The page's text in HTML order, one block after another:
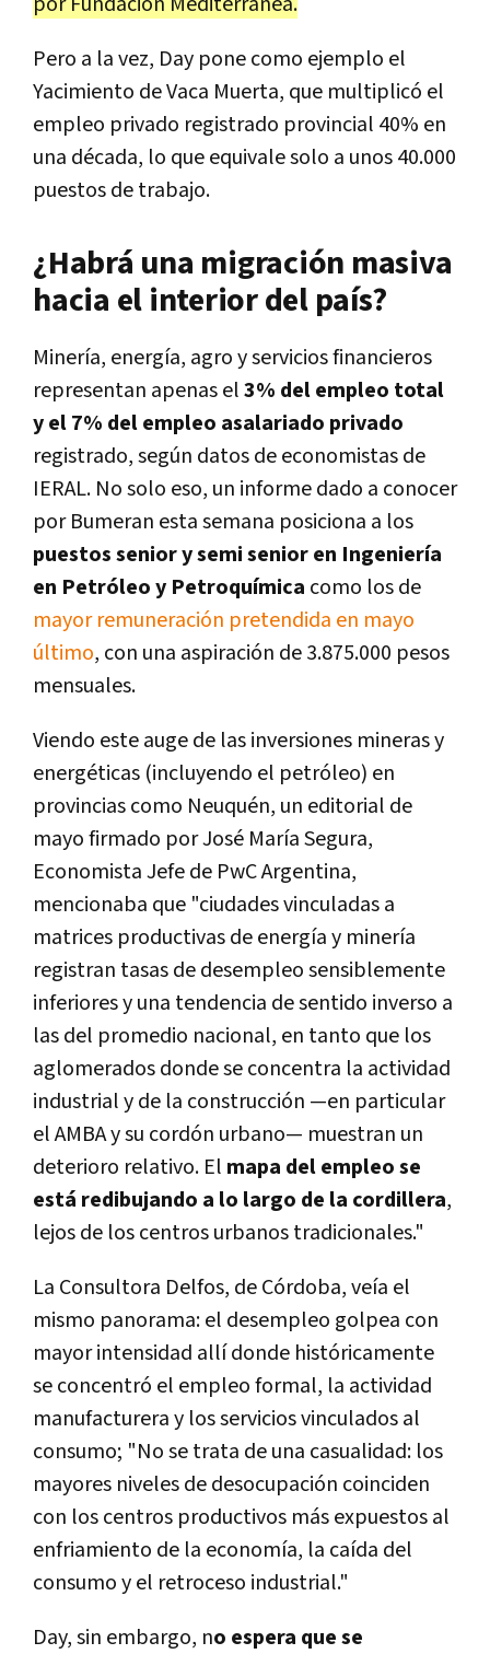
Pero a la vez, Day pone como ejemplo el
Yacimiento de Vaca Muerta, que multiplicó el
empleo privado registrado provincial 40% en
una década, lo que equivale solo a unos 40.000
puestos de trabajo.
¿Habrá una migración masiva
hacia el interior del país?
Minería, energía, agro y servicios financieros
representan apenas el3% del empleo total
y el 7% del empleo asalariado privado
registrado, según datos de economistas de
IERAL. No solo eso, un informe dado a conocer
por Bumeran esta semana posiciona a los
puestos senior y semi senior en Ingeniería
en Petróleo y Petroquímica como los de
mayor remuneración pretendida en mayo
último, con una aspiración de 3.875.000 pesos
mensuales.
Viendo este auge de las inversiones mineras y
energéticas (incluyendo el petróleo) en
provincias como Neuquén, un editorial de
mayo firmado por José María Segura,
Economista Jefe de PwC Argentina,
mencionaba que "ciudades vinculadas a
matrices productivas de energía y minería
registran tasas de desempleo sensiblemente
inferiores y una tendencia de sentido inverso a
las del promedio nacional, en tanto que los
aglomerados donde se concentra la actividad
industrial y de la construcción —en particular
el AMBA y su cordón urbano— muestran un
deterioro relativo. El mapa del empleo se
está redibujando a lo largo de la cordillera,
lejos de los centros urbanos tradicionales."
La Consultora Delfos, de Córdoba, veía el
mismo panorama: el desempleo golpea con
mayor intensidad allí donde históricamente
se concentró el empleo formal, la actividad
manufacturera y los servicios vinculados al
consumo; "No se trata de una casualidad: los
mayores niveles de desocupación coinciden
con los centros productivos más expuestos al
enfriamiento de la economía, la caída del
consumo y el retroceso industrial."
Day, sin embargo, no espera que se